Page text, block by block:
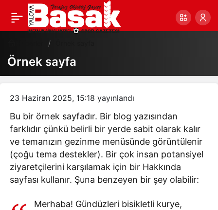
Örnek sayfa
23 Haziran 2025, 15:18 yayınlandı
Bu bir örnek sayfadır. Bir blog yazısından
farklıdır çünkü belirli bir yerde sabit olarak kalır
ve temanızın gezinme menüsünde görüntülenir
(çoğu tema destekler). Bir çok insan potansiyel
ziyaretçilerini karşılamak için bir Hakkında
sayfası kullanır. Şuna benzeyen bir şey olabilir:
Merhaba! Gündüzleri bisikletli kurye,